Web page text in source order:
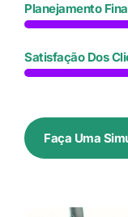
Planejamento
Satisfação Dos
Faça Uma